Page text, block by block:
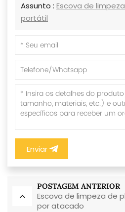
Assunto : Escova de
portátil
Enviar
POSTAGEM ANTERIOR
Escova de limpeza de
por atacado